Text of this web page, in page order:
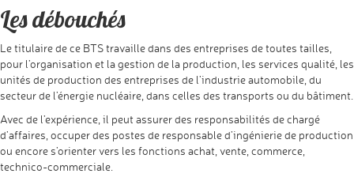
Les débouchés
Le titulaire de ce BTS travaille dans des entreprises de toutes tailles,
pour l’organisation et la gestion de la production, les services qualité, les
unités de production des entreprises de l’industrie automobile, du
secteur de l’énergie nucléaire, dans celles des transports ou du bâtiment.
Avec de l’expérience, il peut assurer des responsabilités de chargé
d’affaires, occuper des postes de responsable d’ingénierie de production
ou encore s’orienter vers les fonctions achat, vente, commerce,
technico-commerciale.